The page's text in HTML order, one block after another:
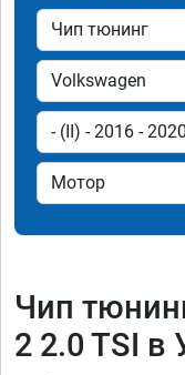
Чип
2 2.0 TSI в